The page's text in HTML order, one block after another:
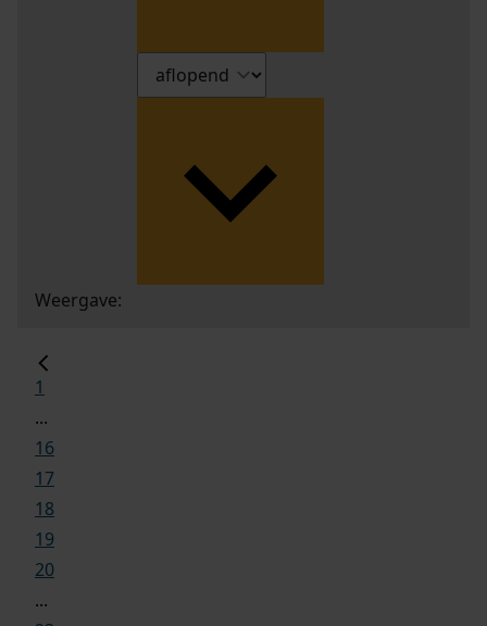
Weergave:
1
...
16
17
18
19
20
...